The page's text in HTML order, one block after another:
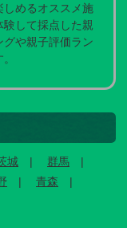
しめるオススメ施
して採点した親
や親子評価ラン
城
群馬
青森